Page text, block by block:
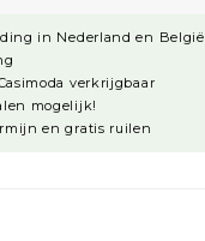
in Nederland en België
verkrijgbaar
mogelijk!
en gratis ruilen